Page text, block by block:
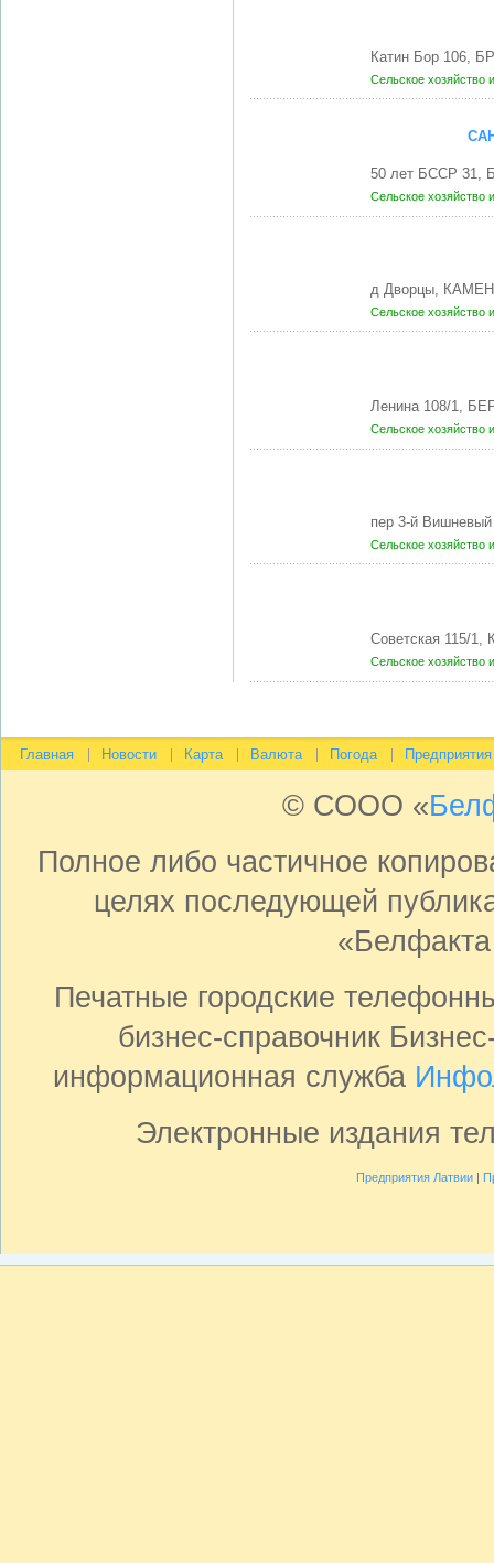
Катин Бор 106,
Сельское хозяйство
50 лет БССР 31,
Сельское хозяйство
д Дворцы,
Сельское хозяйство
Ленина 108/1,
Сельское хозяйство
пер 3-й
Сельское хозяйство
Советская 115/
Сельское хозяйство
Главная Новости Карта Валюта Погода Предприятия
© СООО «
Полное либо частичное
целях последующей
Печатные городские
бизнес-справочник
информационная служба
Электронные издания
Предприятия Латвии|